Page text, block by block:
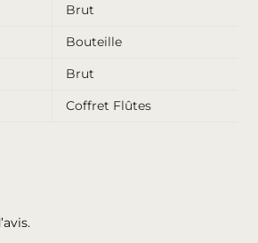
Brut
Bouteille
Brut
Coffret Flûtes